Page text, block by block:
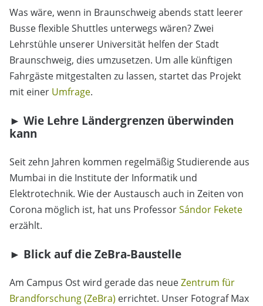
Was wäre, wenn in Braunschweig abends statt leerer
Busse flexible Shuttles unterwegs wären? Zwei
Lehrstühle unserer Universität helfen der Stadt
Braunschweig, dies umzusetzen. Um alle künftigen
Fahrgäste mitgestalten zu lassen, startet das Projekt
mit einer Umfrage.
► Wie Lehre Ländergrenzen überwinden
kann
Seit zehn Jahren kommen regelmäßig Studierende aus
Mumbai in die Institute der Informatik und
Elektrotechnik. Wie der Austausch auch in Zeiten von
Corona möglich ist, hat uns ProfessorSándor Fekete
erzählt.
► Blick auf die ZeBra-Baustelle
Am Campus Ost wird gerade das neueZentrum für
Brandforschung (ZeBra) errichtet. Unser Fotograf Max